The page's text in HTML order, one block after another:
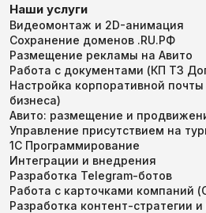
Наши услуги
Видеомонтаж и 2D-анимация
Сохранение доменов .RU.РФ
Размещение рекламы на Авито
Работа с документами (КП ТЗ
Настройка корпоративной
бизнеса)
Авито: размещение и
Управление присутствием на
1С Программирование
Интеграции и внедрения
Разработка Telegram-ботов
Работа с карточками компаний
Разработка контент-стратегии